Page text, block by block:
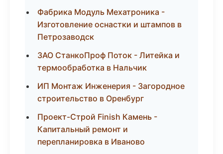
Фабрика Модуль Мехатроника -
Изготовление оснастки и штампов в
Петрозаводск
ЗАО СтанкоПроф Поток - Литейка и
термообработка в Нальчик
ИП Монтаж Инженерия - Загородное
строительство в Оренбург
Проект-Строй Finish Камень -
Капитальный ремонт и
перепланировка в Иваново